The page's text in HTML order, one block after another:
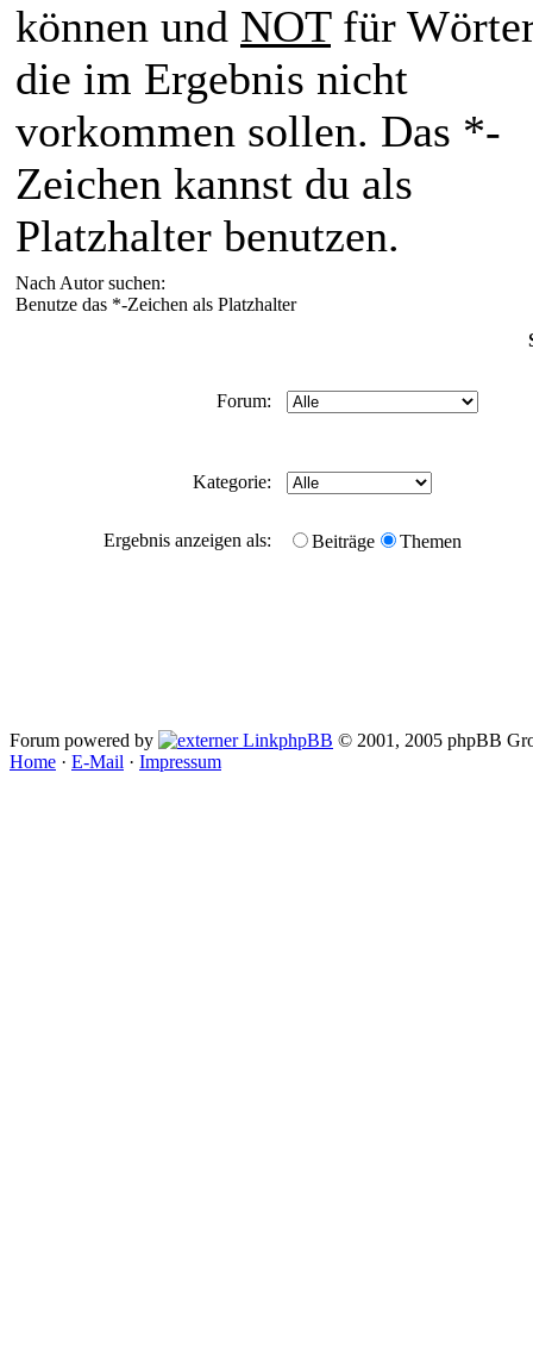
können und NOTfür
die im Ergebnis nicht
vorkommen sollen. Das *-
Zeichen kannst du als
Platzhalter benutzen.
Nach Autor suchen:
Benutze das *-Zeichen als Platzhalter
Forum:
Kategorie:
Ergebnis anzeigen als: Beiträge Themen
Forum powered by phpBB © 2001, 2005 phpBB
Home · E-Mail · Impressum